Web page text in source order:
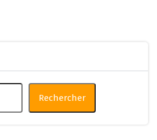
Rechercher